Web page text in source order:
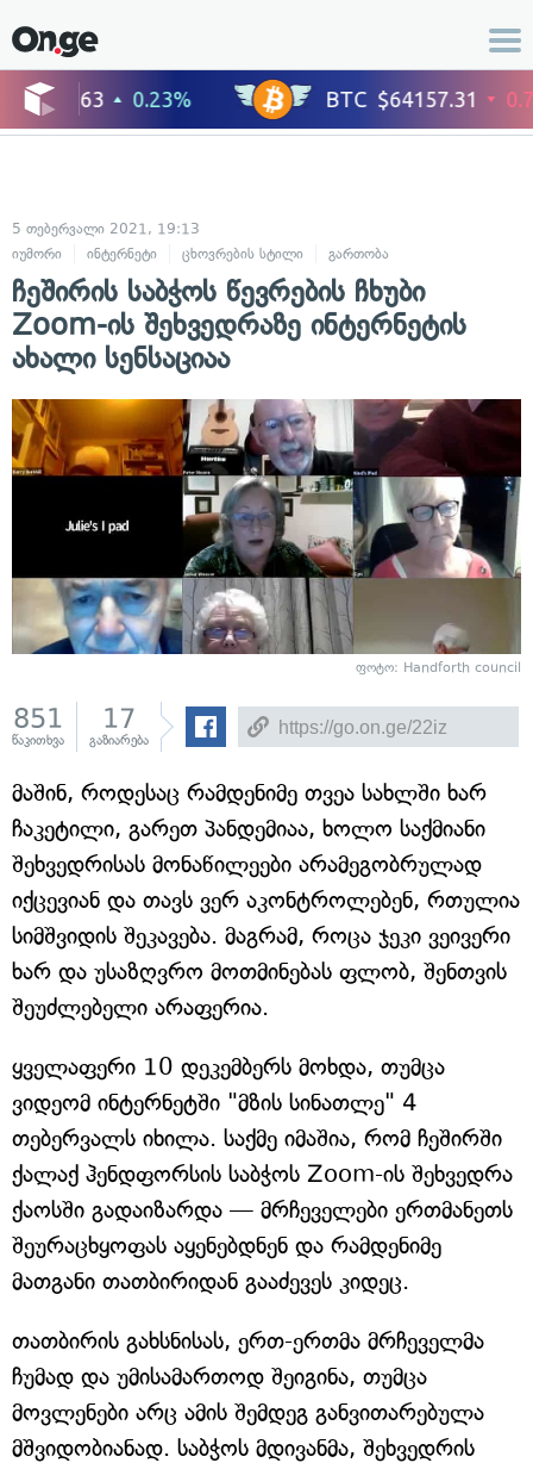
5 თებერვალი 2021, 19:13
იუმორი
ინტერნეტი ცხოვრების სტილი გართობა
ჩეშირის საბჭოს წევრების ჩხუბი
Zoom-ის შეხვედრაზე ინტერნეტის
ახალი სენსაციაა
ფოტო: Handforth council
851
წაკითხვა
17
გაზიარება
მაშინ, როდესაც რამდენიმე თვეა სახლში ხარ
ჩაკეტილი, გარეთ პანდემიაა, ხოლო საქმიანი
შეხვედრისას მონაწილეები არამეგობრულად
იქცევიან და თავს ვერ აკონტროლებენ, რთულია
სიმშვიდის შეკავება. მაგრამ, როცა ჯეკი ვეივერი
ხარ და უსაზღვრო მოთმინებას ფლობ, შენთვის
შეუძლებელი არაფერია.
ყველაფერი 10 დეკემბერს მოხდა, თუმცა
ვიდეომ ინტერნეტში "მზის სინათლე" 4
თებერვალს იხილა. საქმე იმაშია, რომ ჩეშირში
ქალაქ ჰენდფორსის საბჭოს Zoom-ის შეხვედრა
ქაოსში გადაიზარდა — მრჩეველები ერთმანეთს
შეურაცხყოფას აყენებდნენ და რამდენიმე
მათგანი თათბირიდან გააძევეს კიდეც.
თათბირის გახსნისას, ერთ-ერთმა მრჩეველმა
ჩუმად და უმისამართოდ შეიგინა, თუმცა
მოვლენები არც ამის შემდეგ განვითარებულა
მშვიდობიანად. საბჭოს მდივანმა, შეხვედრის